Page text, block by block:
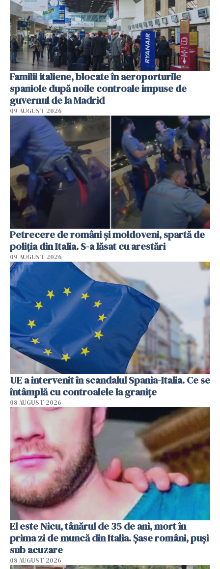
Familii italiene, blocate în aeroporturile
spaniole după noile controale impuse de
guvernul de la Madrid
09 AUGUST 2026
Petrecere de români și moldoveni, spartă de
poliția din Italia. S-a lăsat cu arestări
09 AUGUST 2026
UE a intervenit în scandalul Spania-Italia. Ce se
întâmplă cu controalele la granițe
08 AUGUST 2026
El este Nicu, tânărul de 35 de ani, mort în
prima zi de muncă din Italia. Șase români, puși
sub acuzare
08 AUGUST 2026